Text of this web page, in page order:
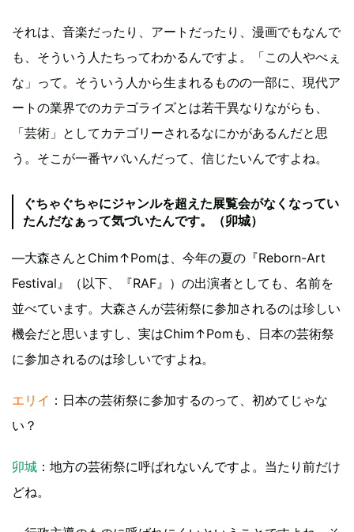
それは、音楽だったり、アートだったり、漫画でもなんで
も、そういう人たちってわかるんですよ。「この人やべぇ
な」って。そういう人から生まれるものの一部に、現代ア
ートの業界でのカテゴライズとは若干異なりながらも、
「芸術」としてカテゴリーされるなにかがあるんだと思
う。そこが一番ヤバいんだって、信じたいんですよね。
ぐちゃぐちゃにジャンルを超えた展覧会がなくなってい
たんだなぁって気づいたんです。（卯城）
―大森さんとChim↑Pomは、今年の夏の『Reborn-Art
Festival』（以下、『RAF』）の出演者としても、名前を
並べています。大森さんが芸術祭に参加されるのは珍しい
機会だと思いますし、実はChim↑Pomも、日本の芸術祭
に参加されるのは珍しいですよね。
エリイ ：日本の芸術祭に参加するのって、初めてじゃな
い？
卯城 ：地方の芸術祭に呼ばれないんですよ。当たり前だけ
どね。